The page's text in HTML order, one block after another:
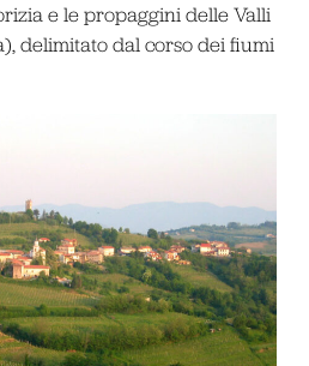
e le propaggini delle Valli
delimitato dal corso dei fiumi